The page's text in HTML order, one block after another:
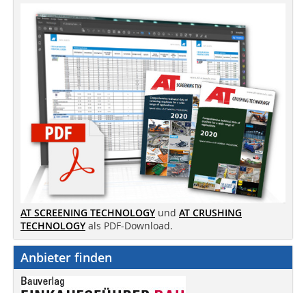
AT SCREENING TECHNOLOGY und AT CRUSHING
TECHNOLOGY als PDF-Download.
Anbieter finden